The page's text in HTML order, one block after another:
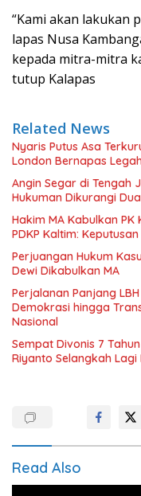
“Kami akan lakukan
lapas Nusa
kepada mitra-mitra
tutup Kalapas
Related News
Nyaris Putus Asa
London Bernapas
Angin Segar di Tengah
Hukuman Dikurangi
Hakim MA Kabulkan
PDKP Kaltim:
Perjuangan Hukum
Dewi Dikabulkan MA
Perjalanan Panjang
Demokrasi hingga
Nasional
Sempat Divonis 7
Riyanto Selangkah Lagi
Read Also